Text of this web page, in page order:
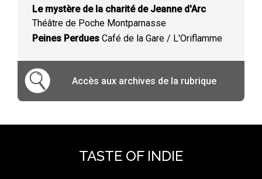
Le mystère de la charité de Jeanne d'Arc
Théâtre de Poche Montparnasse
Peines Perdues Café de la Gare / L'Oriflamme
Accès aux archives de la rubrique
TASTE OF INDIE